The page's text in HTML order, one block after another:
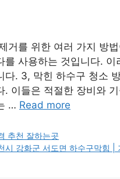
거를 위한 여러 가지 방
를 사용하는 것입니다.
다. 3, 막힌 하수구 청소
. 이들은 적절한 장비와
… Read more
추천 잘하는곳
시 강화군 서도면 하수구막힘